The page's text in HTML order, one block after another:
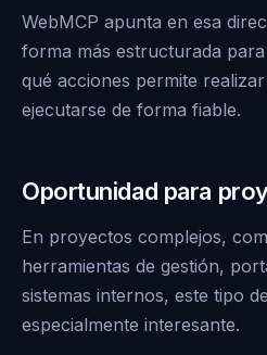
WebMCP apunta en esa
forma más estructurada
qué acciones permite
ejecutarse de forma fiable.
Oportunidad para
En proyectos complejos,
herramientas de gestión,
sistemas internos, este tipo
especialmente interesante.